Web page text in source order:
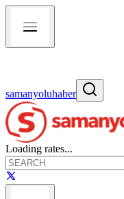
samanyoluhaber
Loading rates...